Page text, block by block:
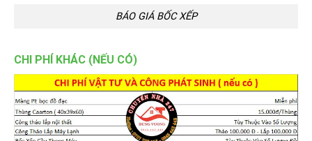
BÁO GIÁ BỐC XẾP
CHI PHÍ KHÁC (NẾU CÓ)